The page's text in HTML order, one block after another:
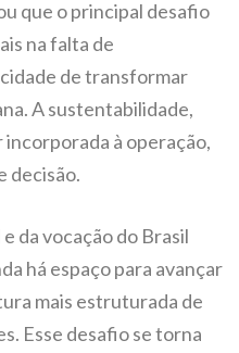
que o principal desafio
na falta de
de transformar
A sustentabilidade,
à operação,
decisão.
da vocação do Brasil
há espaço para avançar
mais estruturada de
Esse desafio se torna